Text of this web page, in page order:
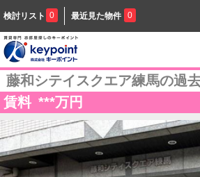
検討リスト 0 最近見た物件 0
藤和シテイスクエア練馬の過
賃料 ***万円